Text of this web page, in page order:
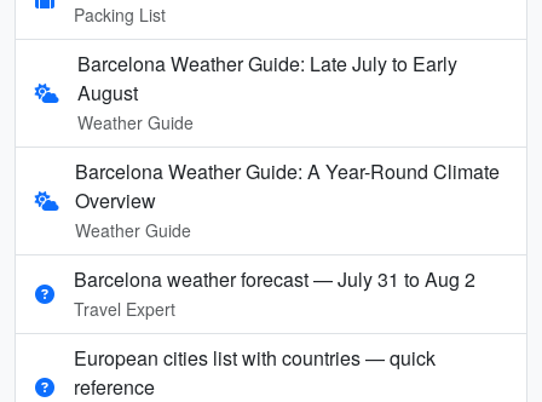
Packing List
Barcelona Weather Guide: Late July to Early
August
Weather Guide
Barcelona Weather Guide: A Year-Round Climate
Overview
Weather Guide
Barcelona weather forecast — July 31 to Aug 2
Travel Expert
European cities list with countries — quick
reference